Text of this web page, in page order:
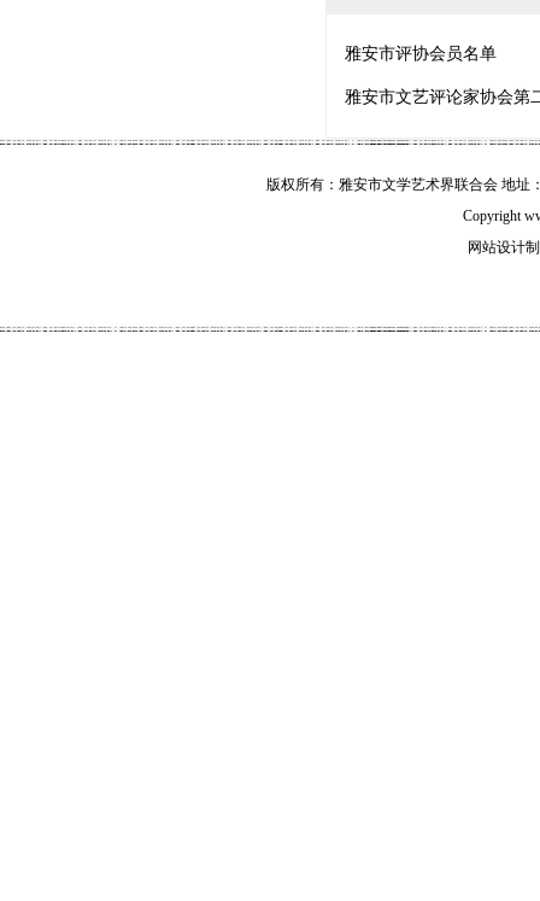
雅安市评协会员名单
雅安市文艺评论家协会第
版权所有：雅安市文学艺术界联合会 地址
Copyright
网站设计